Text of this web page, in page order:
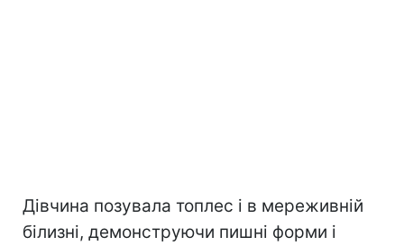
Дівчина позувала топлес і в мереживній
білизні, демонструючи пишні форми і